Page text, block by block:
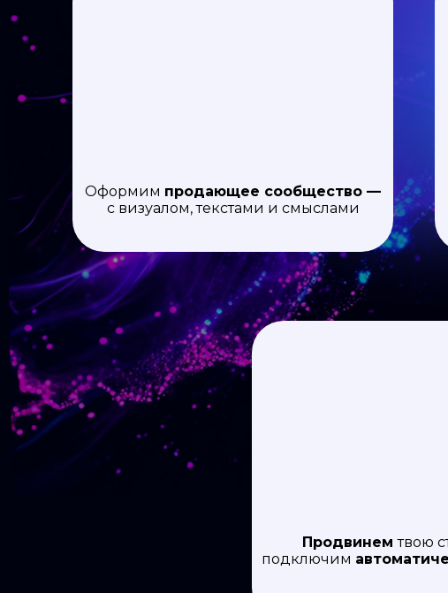
Оформим продающее сообщество —
с визуалом, текстами и смыслами
Продвинемтвою
подключим